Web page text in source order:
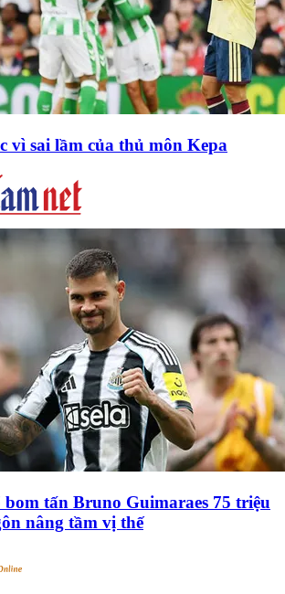
vì sai lầm của thủ môn Kepa
bom tấn Bruno Guimaraes 75 triệu
nâng tầm vị thế